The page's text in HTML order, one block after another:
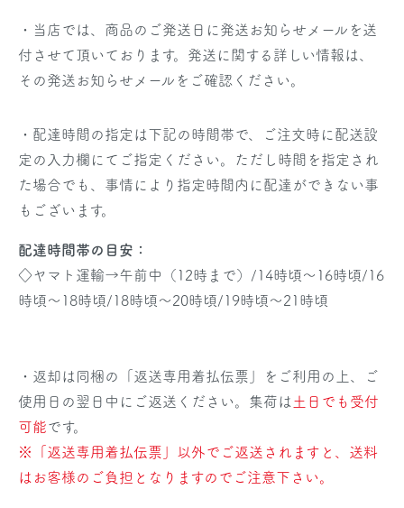
・当店では、商品のご発送日に発送お知らせメールを送
付させて頂いております。発送に関する詳しい情報は、
その発送お知らせメールをご確認ください。
・配達時間の指定は下記の時間帯で、ご注文時に配送設
定の入力欄にてご指定ください。ただし時間を指定され
た場合でも、事情により指定時間内に配達ができない事
もございます。
配達時間帯の目安：
◇ヤマト運輸→午前中（12時まで）/14時頃～16時頃/16
時頃～18時頃/18時頃～20時頃/19時頃～21時頃
・返却は同梱の「返送専用着払伝票」をご利用の上、ご
使用日の翌日中にご返送ください。集荷は 土日でも受付
可能です。
※「返送専用着払伝票」以外でご返送されますと、送料
はお客様のご負担となりますのでご注意下さい。